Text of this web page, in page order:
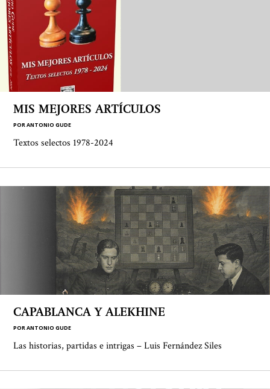
MIS MEJORES ARTÍCULOS
PORANTONIO GUDE
Textos selectos 1978-2024
CAPABLANCA Y ALEKHINE
PORANTONIO GUDE
Las historias, partidas e intrigas – Luis Fernández Siles